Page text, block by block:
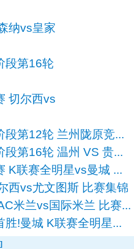
纳vs皇家
段第16轮
切尔西vs
第12轮 兰州陇原竞...
第16轮 温州 VS 贵...
K联赛全明星vs曼城 ...
西vs尤文图斯 比赛集锦
米兰vs国际米兰 比赛...
!曼城 K联赛全明星...